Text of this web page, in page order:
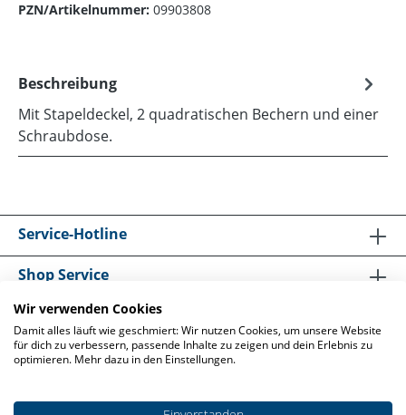
PZN/Artikelnummer: 09903808
Beschreibung
Mit Stapeldeckel, 2 quadratischen Bechern und einer
Schraubdose.
Service-Hotline
Shop Service
Informationen
Wir verwenden Cookies
Damit alles läuft wie geschmiert: Wir nutzen Cookies, um unsere Website
für dich zu verbessern, passende Inhalte zu zeigen und dein Erlebnis zu
optimieren. Mehr dazu in den Einstellungen.